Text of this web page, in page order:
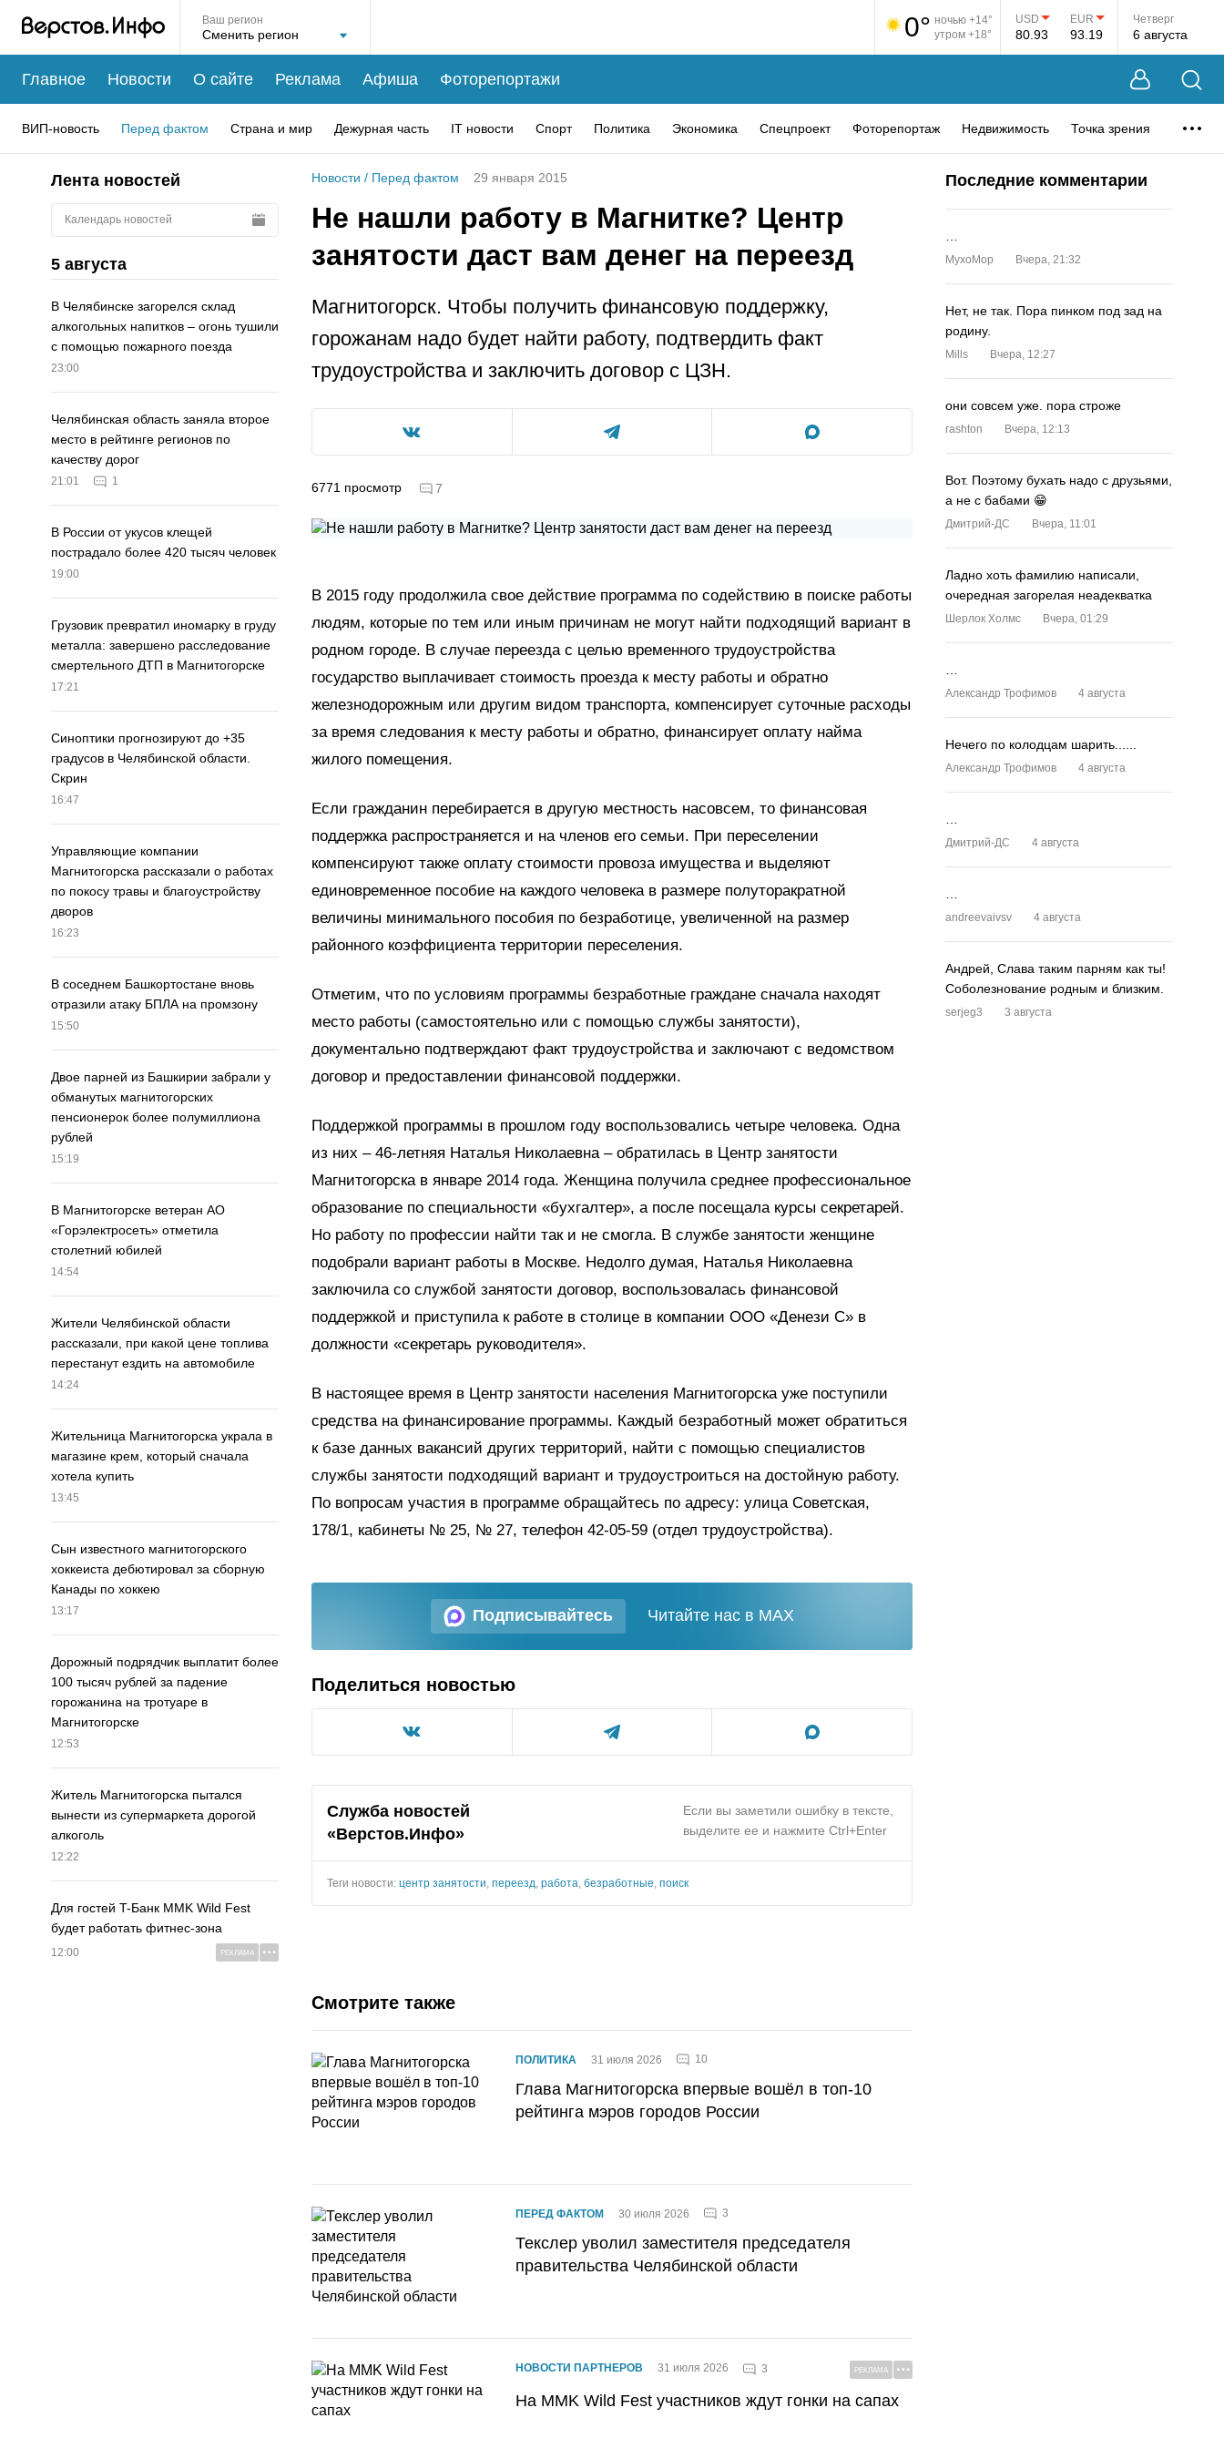
Ваш регион 0° ночью +14°
утром +18°
USD
80.93
EUR
93.19
Четверг
6 августа
Главное Новости О сайте Реклама Афиша Фоторепортажи
ВИП-новость Перед фактом Страна и мир Дежурная часть IT новости Спорт Политика Экономика Спецпроект Фоторепортаж Недвижимость Точка зрения
Лента новостей
Календарь новостей
5 августа
В Челябинске загорелся склад
алкогольных напитков – огонь тушили
с помощью пожарного поезда
23:00
Челябинская область заняла второе
место в рейтинге регионов по
качеству дорог
21:01 1
В России от укусов клещей
пострадало более 420 тысяч человек
19:00
Грузовик превратил иномарку в груду
металла: завершено расследование
смертельного ДТП в Магнитогорске
17:21
Синоптики прогнозируют до +35
градусов в Челябинской области.
Скрин
16:47
Управляющие компании
Магнитогорска рассказали о работах
по покосу травы и благоустройству
дворов
16:23
В соседнем Башкортостане вновь
отразили атаку БПЛА на промзону
15:50
Двое парней из Башкирии забрали у
обманутых магнитогорских
пенсионерок более полумиллиона
рублей
15:19
В Магнитогорске ветеран АО
«Горэлектросеть» отметила
столетний юбилей
14:54
Жители Челябинской области
рассказали, при какой цене топлива
перестанут ездить на автомобиле
14:24
Жительница Магнитогорска украла в
магазине крем, который сначала
хотела купить
13:45
Сын известного магнитогорского
хоккеиста дебютировал за сборную
Канады по хоккею
13:17
Дорожный подрядчик выплатит более
100 тысяч рублей за падение
горожанина на тротуаре в
Магнитогорске
12:53
Житель Магнитогорска пытался
вынести из супермаркета дорогой
алкоголь
12:22
Для гостей T-Банк MMK Wild Fest
будет работать фитнес-зона
12:00 РЕКЛАМА
Новости / Перед фактом 29 января 2015
Не нашли работу в Магнитке? Центр
занятости даст вам денег на переезд
Магнитогорск. Чтобы получить финансовую поддержку,
горожанам надо будет найти работу, подтвердить факт
трудоустройства и заключить договор с ЦЗН.
6771 просмотр 7
В 2015 году продолжила свое действие программа по содействию в поиске работы
людям, которые по тем или иным причинам не могут найти подходящий вариант в
родном городе. В случае переезда с целью временного трудоустройства
государство выплачивает стоимость проезда к месту работы и обратно
железнодорожным или другим видом транспорта, компенсирует суточные расходы
за время следования к месту работы и обратно, финансирует оплату найма
жилого помещения.
Если гражданин перебирается в другую местность насовсем, то финансовая
поддержка распространяется и на членов его семьи. При переселении
компенсируют также оплату стоимости провоза имущества и выделяют
единовременное пособие на каждого человека в размере полуторакратной
величины минимального пособия по безработице, увеличенной на размер
районного коэффициента территории переселения.
Отметим, что по условиям программы безработные граждане сначала находят
место работы (самостоятельно или с помощью службы занятости),
документально подтверждают факт трудоустройства и заключают с ведомством
договор и предоставлении финансовой поддержки.
Поддержкой программы в прошлом году воспользовались четыре человека. Одна
из них – 46-летняя Наталья Николаевна – обратилась в Центр занятости
Магнитогорска в январе 2014 года. Женщина получила среднее профессиональное
образование по специальности «бухгалтер», а после посещала курсы секретарей.
Но работу по профессии найти так и не смогла. В службе занятости женщине
подобрали вариант работы в Москве. Недолго думая, Наталья Николаевна
заключила со службой занятости договор, воспользовалась финансовой
поддержкой и приступила к работе в столице в компании ООО «Денези С» в
должности «секретарь руководителя».
В настоящее время в Центр занятости населения Магнитогорска уже поступили
средства на финансирование программы. Каждый безработный может обратиться
к базе данных вакансий других территорий, найти с помощью специалистов
службы занятости подходящий вариант и трудоустроиться на достойную работу.
По вопросам участия в программе обращайтесь по адресу: улица Советская,
178/1, кабинеты № 25, № 27, телефон 42-05-59 (отдел трудоустройства).
Подписывайтесь Читайте нас в MAX
Поделиться новостью
Служба новостей
«Верстов.Инфо»
Если вы заметили ошибку в тексте,
выделите ее и нажмите Ctrl+Enter
Теги новости: центр занятости переезд работа безработные поиск
Смотрите также
ПОЛИТИКА 31 июля 2026 10
Глава Магнитогорска впервые вошёл в топ-10
рейтинга мэров городов России
ПЕРЕД ФАКТОМ 30 июля 2026 3
Текслер уволил заместителя председателя
правительства Челябинской области
НОВОСТИ ПАРТНЕРОВ 31 июля 2026 3 РЕКЛАМА
На MMK Wild Fest участников ждут гонки на сапах
Последние комментарии
MyxoMop Вчера, 21:32
Нет, не так. Пора пинком под зад на
родину.
Mills Вчера, 12:27
они совсем уже. пора строже
rashton Вчера, 12:13
Вот. Поэтому бухать надо с друзьями,
а не с бабами 😁
Дмитрий-ДС Вчера, 11:01
Ладно хоть фамилию написали,
очередная загорелая неадекватка
Шерлок Холмс Вчера, 01:29
Александр Трофимов 4 августа
Нечего по колодцам шарить......
Александр Трофимов 4 августа
Дмитрий-ДС 4 августа
andreevaivsv 4 августа
Андрей, Слава таким парням как ты!
Соболезнование родным и близким.
serjeg3 3 августа